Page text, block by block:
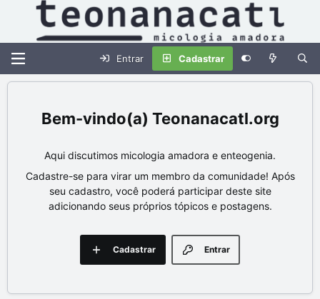
Entrar Cadastrar
Teonanacatl.org
Aqui discutimos micologia amadora e enteogenia.
Cadastre-se para virar um membro da comunidade! Após
seu cadastro, você poderá participar deste site
adicionando seus próprios tópicos e postagens.
Entrar
Cadastrar